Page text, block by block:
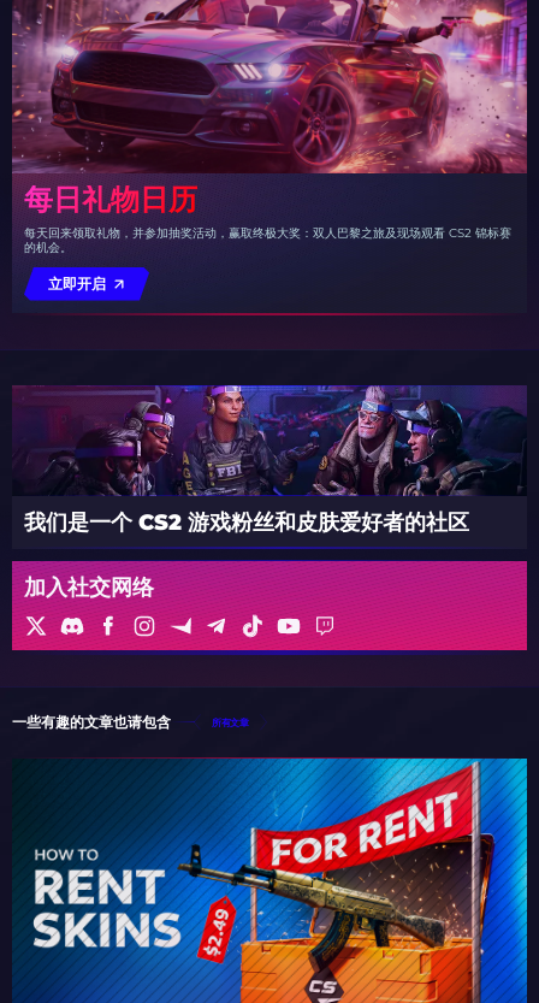
每日礼物日历
每天回来领取礼物，并参加抽奖活动，赢取终极大奖：双人巴黎之旅及现场观看 CS2 锦标赛
的机会。
立即开启
我们是一个 CS2 游戏粉丝和皮肤爱好者的社区
加入社交网络
一些有趣的文章也请包含 所有文章